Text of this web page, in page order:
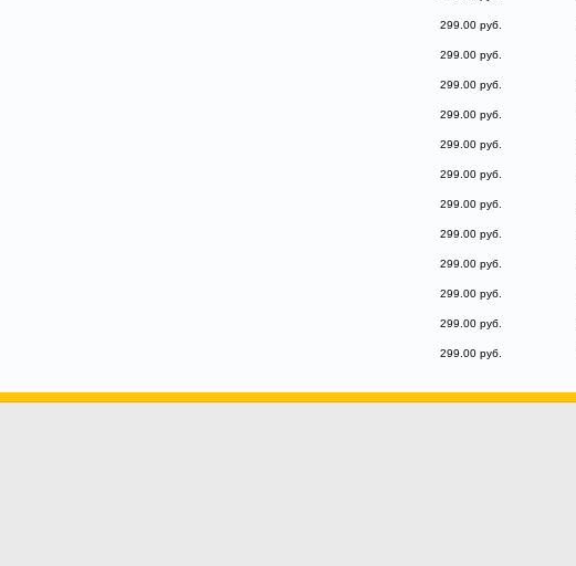
299.00 руб.
299.00 руб.
299.00 руб.
299.00 руб.
299.00 руб.
299.00 руб.
299.00 руб.
299.00 руб.
299.00 руб.
299.00 руб.
299.00 руб.
299.00 руб.